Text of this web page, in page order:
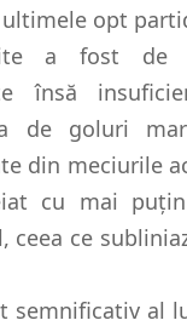
opt
a fost de
însă
de goluri
din meciurile
cu mai
ceea ce
al